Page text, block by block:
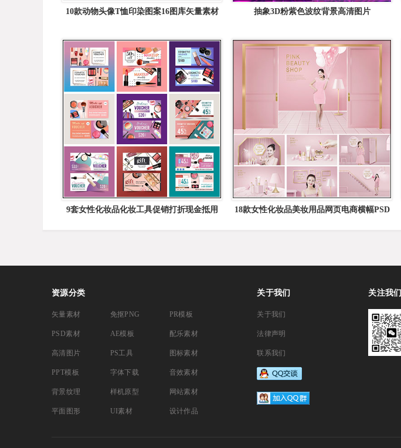
10款动物头像T恤印染图案16图库矢量素材
抽象3D粉紫色波纹背景高清图片
9套女性化妆品化妆工具促销打折现金抵用
18款女性化妆品美妆用品网页电商横幅PSD
资源分类
矢量素材
PSD素材
高清图片
PPT模板
背景纹理
平面图形
免抠PNG
AE模板
PS工具
字体下载
样机原型
UI素材
PR模板
配乐素材
图标素材
音效素材
网站素材
设计作品
关于我们
关于我们
法律声明
联系我们
关注我们